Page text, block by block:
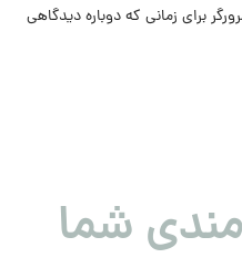
برای زمانی که دوباره دیدگاهی
شما